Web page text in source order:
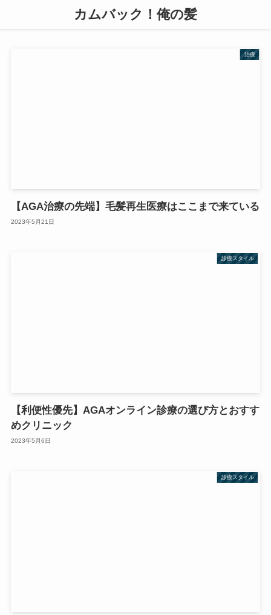
カムバック！俺の髪
治療
【AGA治療の先端】毛髪再生医療はここまで来ている
2023年5月21日
診療スタイル
【利便性優先】AGAオンライン診療の選び方とおすす
めクリニック
2023年5月6日
診療スタイル